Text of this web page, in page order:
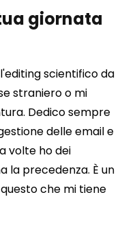
giornata
scientifico da
straniero o mi
Dedico sempre
delle email e
volte ho dei
la precedenza. È un
che mi tiene